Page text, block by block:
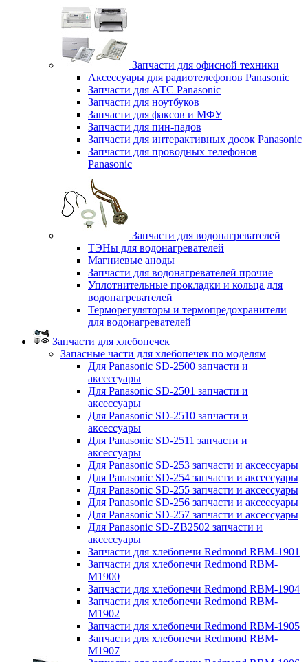
Запчасти для офисной техники
Аксессуары для радиотелефонов Panasonic
Запчасти для АТС Panasonic
Запчасти для ноутбуков
Запчасти для факсов и МФУ
Запчасти для пин-падов
Запчасти для интерактивных досок Panasonic
Запчасти для проводных телефонов
Panasonic
Запчасти для водонагревателей
ТЭНы для водонагревателей
Магниевые аноды
Запчасти для водонагревателей прочие
Уплотнительные прокладки и кольца для
водонагревателей
Терморегуляторы и термопредохранители
для водонагревателей
Запчасти для хлебопечек
Запасные части для хлебопечек по моделям
Для Panasonic SD-2500 запчасти и
аксессуары
Для Panasonic SD-2501 запчасти и
аксессуары
Для Panasonic SD-2510 запчасти и
аксессуары
Для Panasonic SD-2511 запчасти и
аксессуары
Для Panasonic SD-253 запчасти и аксессуары
Для Panasonic SD-254 запчасти и аксессуары
Для Panasonic SD-255 запчасти и аксессуары
Для Panasonic SD-256 запчасти и аксессуары
Для Panasonic SD-257 запчасти и аксессуары
Для Panasonic SD-ZB2502 запчасти и
аксессуары
Запчасти для хлебопечи Redmond RBM-1901
Запчасти для хлебопечи Redmond RBM-
M1900
Запчасти для хлебопечи Redmond RBM-1904
Запчасти для хлебопечи Redmond RBM-
M1902
Запчасти для хлебопечи Redmond RBM-1905
Запчасти для хлебопечи Redmond RBM-
M1907